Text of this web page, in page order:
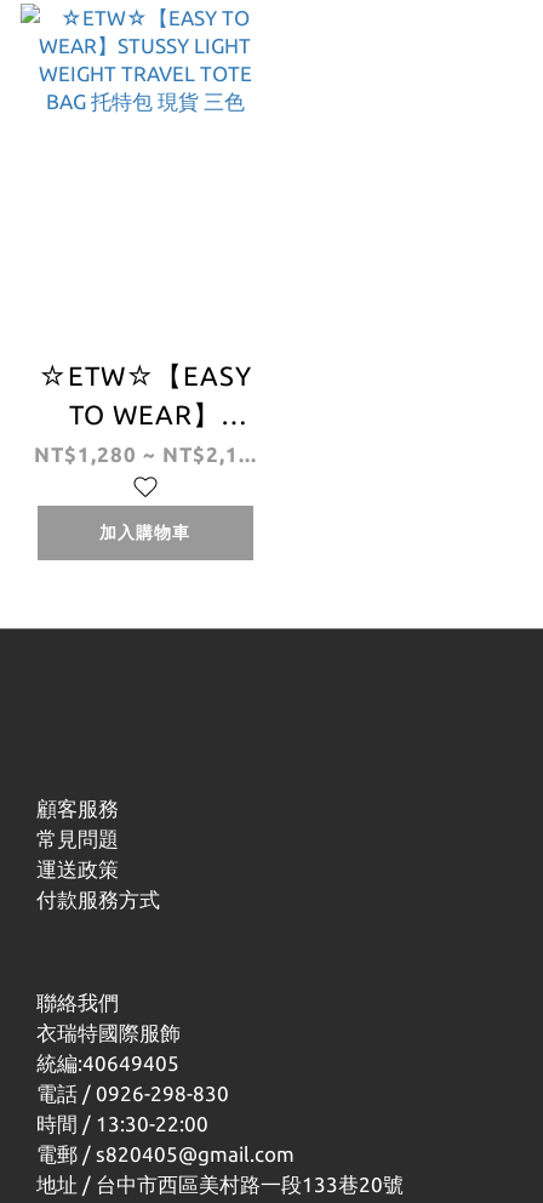
☆ETW☆【EASY
TO WEAR】
STUSSY LIGHT
WEIGHT TRAVEL
TOTE BAG 托特包
現貨 三色
NT$1,280 ~ NT$2,1...
加入購物車
顧客服務
常見問題
運送政策
付款服務方式
聯絡我們
衣瑞特國際服飾
統編:40649405
電話 / 0926-298-830
時間 / 13:30-22:00
電郵 / s820405@gmail.com
地址 / 台中市西區美村路一段133巷20號